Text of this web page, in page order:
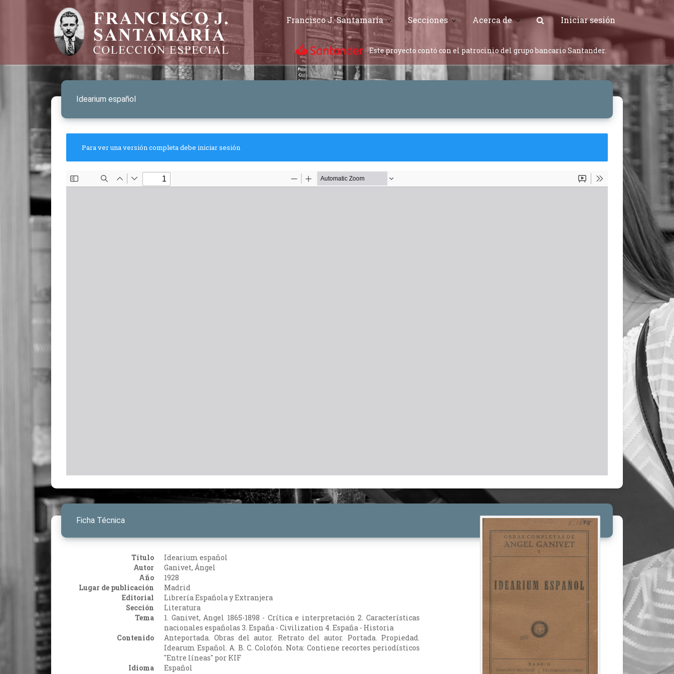
Francisco J. Santamaría Secciones Acerca de Iniciar sesión
Este proyecto contó con el patrocinio del grupo bancario Santander.
Idearium español
Para ver una versión completa debe iniciar sesión
Ficha Técnica
Título
Idearium español
Autor
Ganivet, Ángel
Año
1928
Lugar de publicación
Madrid
Editorial
Librería Española y Extranjera
Sección
Literatura
Tema
1. Ganivet, Angel 1865-1898 - Crítica e interpretación 2. Características
nacionales españolas 3. España - Civilization 4. España - Historia
Contenido
Anteportada. Obras del autor. Retrato del autor. Portada. Propiedad.
Idearum Español. A. B. C. Colofón. Nota: Contiene recortes periodísticos
"Entre líneas" por KIF
Idioma
Español